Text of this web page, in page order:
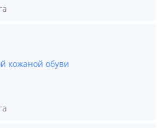
кожаной обуви